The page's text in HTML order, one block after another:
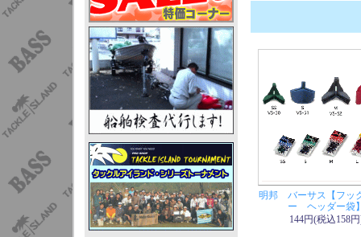
明邦 バーサス【フッ
ー ヘッダー袋
144円(税込158